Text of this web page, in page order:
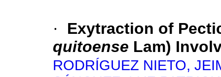
·
Exytraction of
quitoense Lam)
RODRÍGUEZ NIETO,